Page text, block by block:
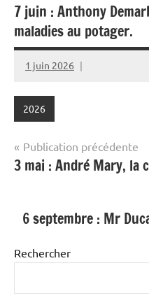
7 juin : Anthony
maladies au potager.
1 juin 2026
Alain
2026
Navigation
de
Publication précédente
3 mai : André Mary, la
6 septembre : Mr
Rechercher